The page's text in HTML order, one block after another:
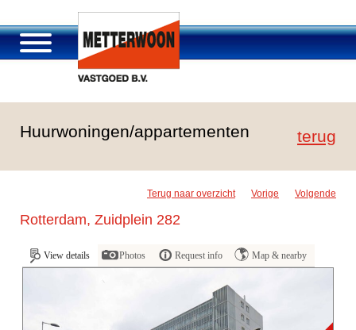
Portfolio
Huurwoningen/appartementen terug
Terug naar overzicht Vorige Volgende
Rotterdam, Zuidplein 282
View details Photos Request info Map & nearby